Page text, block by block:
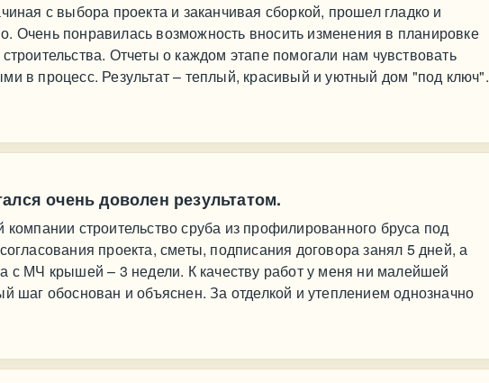
с выбора проекта и заканчивая сборкой, прошел гладко и
Очень понравилась возможность вносить изменения в планировке
Отчеты о каждом этапе помогали нам чувствовать
в процесс. Результат – теплый, красивый и уютный дом "под ключ".
очень доволен результатом.
компании строительство сруба из профилированного бруса под
проекта, сметы, подписания договора занял 5 дней, а
с МЧ крышей – 3 недели. К качеству работ у меня ни малейшей
шаг обоснован и объяснен. За отделкой и утеплением однозначно